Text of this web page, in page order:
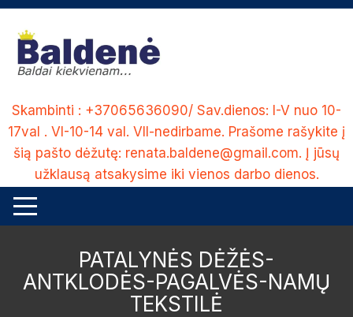
Skip
content
Skambinti : +37065636090/ Sav.dienos: I-V nuo 10-
17val . VI-10-14 val. VII-nedirbame. Prašome rašykite į
šią pašto dėžutę: renata.baldene@gmail.com. Į jūsų
užklausą atsakysime iki vienos darbo dienos.
PATALYNĖS DĖŽĖS-
ANTKLODĖS-PAGALVĖS-NAMŲ
TEKSTILĖ